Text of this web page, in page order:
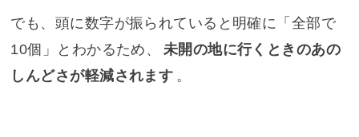
でも、頭に数字が振られていると明確に「全部で
10個」とわかるため、
未開の地に行くときのあの
しんどさが軽減されます 。